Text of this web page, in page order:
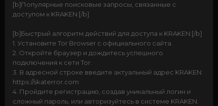
[b]Популярные поисковые запросы, связанные с
доступом к KRAKEN:[/b]
[b]Быстрый алгоритм действий для доступа к KRAKEN:[/b]
1. Установите Tor Browser с официального сайта.
2. Откройте браузер и дождитесь успешного
подключения к сети Tor.
3. В адресной строке введите актуальный адрес KRAKEN:
https://skaterror.com
4. Пройдите регистрацию, создав уникальный логин и
сложный пароль, или авторизуйтесь в системе KRAKEN.